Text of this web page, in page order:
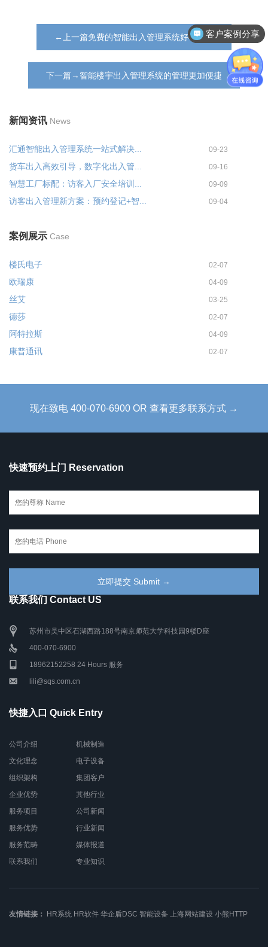
←上一篇免费的智能出入管理系统好不好？
下一篇→智能楼宇出入管理系统的管理更加便捷
新闻资讯 News
汇通智能出入管理系统一站式解决... 09-23
货车出入高效引导，数字化出入管... 09-16
智慧工厂标配：访客入厂安全培训... 09-09
访客出入管理新方案：预约登记+智... 09-04
案例展示 Case
楼氏电子 02-07
欧瑞康 04-09
丝艾 03-25
德莎 02-07
阿特拉斯 04-09
康普通讯 02-07
现在致电 400-070-6900 OR 查看更多联系方式 →
快速预约上门 Reservation
联系我们 Contact US
苏州市吴中区石湖西路188号南京师范大学科技园9楼D座
400-070-6900
18962152258 24 Hours 服务
lili@sqs.com.cn
快捷入口 Quick Entry
公司介绍
文化理念
组织架构
企业优势
服务项目
服务优势
服务范畴
联系我们
机械制造
电子设备
集团客户
其他行业
公司新闻
行业新闻
媒体报道
专业知识
友情链接： HR系统 HR软件 华企盾DSC 智能设备 上海网站建设 小熊HTTP
客户案例分享